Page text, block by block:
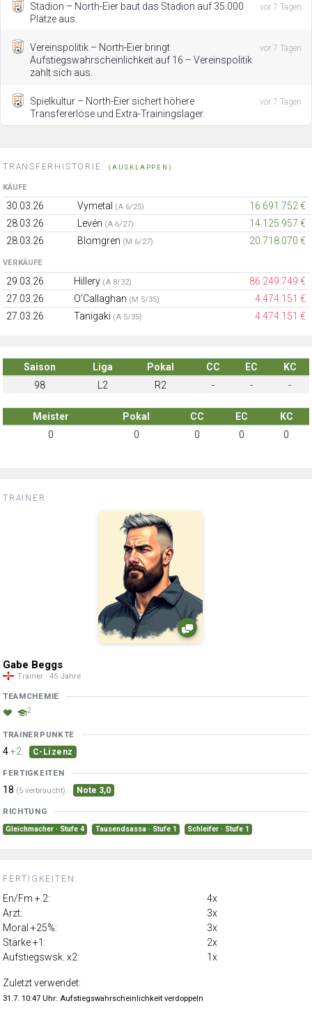
Stadion – North-Eier baut das Stadion auf 35.000
Plätze aus.
vor 7 Tagen
Vereinspolitik – North-Eier bringt
Aufstiegswahrscheinlichkeit auf 16 – Vereinspolitik
zahlt sich aus.
vor 7 Tagen
Spielkultur – North-Eier sichert höhere
Transfererlöse und Extra-Trainingslager.
vor 7 Tagen
TRANSFERHISTORIE: (AUSKLAPPEN)
KÄUFE
30.03.26 Vymetal (A 6/25)
16.691.752 €
28.03.26
Levén (A 6/27)
14.125.957 €
28.03.26
Blomgren (M 6/27) 20.718.070 €
VERKÄUFE
29.03.26 Hillery (A 8/32)
86.249.749 €
27.03.26
O’Callaghan (M 5/35)
4.474.151 €
27.03.26
Tanigaki (A 5/35) 4.474.151 €
Saison Liga Pokal CC EC
KC
98
L2 R2 - - -
Meister Pokal CC EC
KC
0
0 0 0 0
TRAINER:
Gabe Beggs
Trainer · 45 Jahre
TEAMCHEMIE
2
TRAINERPUNKTE
4+2 C-Lizenz
FERTIGKEITEN
18 (5 verbraucht) Note 3,0
RICHTUNG
Gleichmacher · Stufe 4 Tausendsassa · Stufe 1 Schleifer · Stufe 1
FERTIGKEITEN:
En/Fm + 2:
4x
Arzt:
3x
Moral +25%:
3x
Stärke +1:
2x
Aufstiegswsk. x2:
1x
Zuletzt verwendet:
31.7. 10:47 Uhr: Aufstiegswahrscheinlichkeit verdoppeln